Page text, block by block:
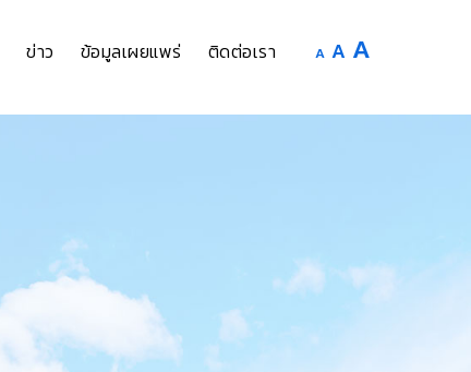
ข่าว ข้อมูลเผยแพร่ ติดต่อเรา A Decrease
A Reset
size.
A
size.